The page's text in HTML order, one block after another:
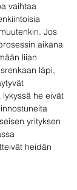
vaihtaa
Jos
aikana
liian
läpi,
he eivät
yrityksen
heidän